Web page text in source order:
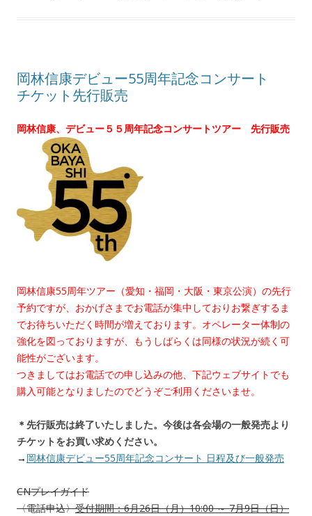
岡林信康デビュー55周年記念コンサート
チケット先行販売
岡林信康、デビュー５５周年記念コンサートツアー 先行販売
岡林信康55周年ツアー（愛知・福岡・大阪・東京公演）の先行
予約ですが、おかげさまでお電話が集中しておりお繋ぎするま
でお待ちいただく時間が増えております。オペレーター体制の
強化を図っておりますが、もうしばらくは同様の状況が続く可
能性がございます。
つきましてはお電話での申し込みの他、下記ウェブサイトでも
購入可能となりましたのでどうぞご利用くださいませ。
＊先行販売は終了いたしました。今後は各会場の一般発売より
チケットをお買い求めください。
→ 岡林信康デビュー55周年記念コンサート 日程及び一般発売
CNプレイガイド
〈電話申込〉受付期間：6月26日（月）10:00 ～ 7月9日（日）